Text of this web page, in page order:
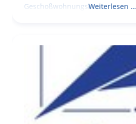
GeschoßwohnungsbauWeiterlesen …